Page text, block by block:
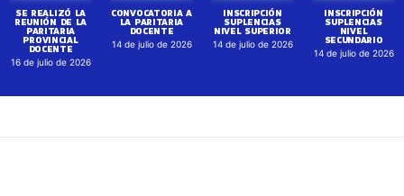
SE REALIZÓ LA
REUNIÓN DE LA
PARITARIA
PROVINCIAL
DOCENTE
16 de julio de 2026
CONVOCATORIA A
LA PARITARIA
DOCENTE
14 de julio de 2026
INSCRIPCIÓN
SUPLENCIAS
NIVEL SUPERIOR
14 de julio de 2026
INSCRIPCIÓN
SUPLENCIAS
NIVEL
SECUNDARIO
14 de julio de 2026